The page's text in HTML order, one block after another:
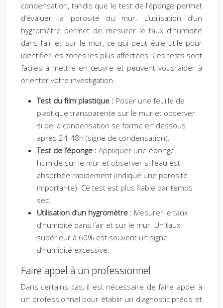
condensation, tandis que le test de l’éponge permet
d’évaluer la porosité du mur. L’utilisation d’un
hygromètre permet de mesurer le taux d’humidité
dans l’air et sur le mur, ce qui peut être utile pour
identifier les zones les plus affectées. Ces tests sont
faciles à mettre en œuvre et peuvent vous aider à
orienter votre investigation.
Test du film plastique : Poser une feuille de
plastique transparente sur le mur et observer
si de la condensation se forme en dessous
après 24-48h (signe de condensation).
Test de l’éponge : Appliquer une éponge
humide sur le mur et observer si l’eau est
absorbée rapidement (indique une porosité
importante). Ce test est plus fiable par temps
sec.
Utilisation d’un hygromètre : Mesurer le taux
d’humidité dans l’air et sur le mur. Un taux
supérieur à 60% est souvent un signe
d’humidité excessive.
Faire appel à un professionnel
Dans certains cas, il est nécessaire de faire appel à
un professionnel pour établir un diagnostic précis et